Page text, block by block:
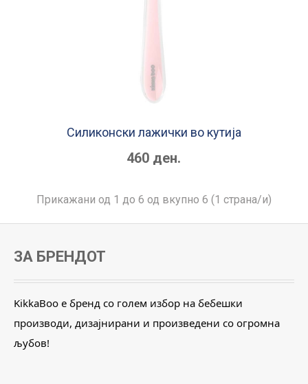
Силиконски лажички во кутија
460 ден.
Прикажани од 1 до 6 од вкупно 6 (1 страна/и)
ЗА БРЕНДОТ
KikkaBoo е бренд со голем избор на бебешки
производи, дизајнирани и произведени со огромна
љубов!